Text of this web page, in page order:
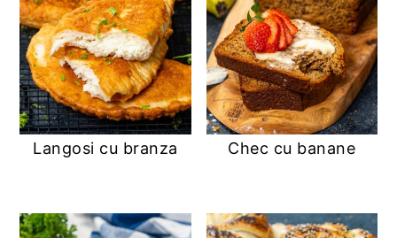
Langosi cu branza Chec cu banane